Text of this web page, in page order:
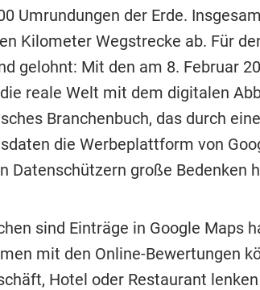
Umrundungen der Erde.
Kilometer Wegstrecke ab. Für
gelohnt: Mit den am 8. Februar
reale Welt mit dem digitalen
Branchenbuch, das durch
die Werbeplattform von
Datenschützern große Bedenken
sind Einträge in Google Maps
mit den Online-Bewertungen
Hotel oder Restaurant